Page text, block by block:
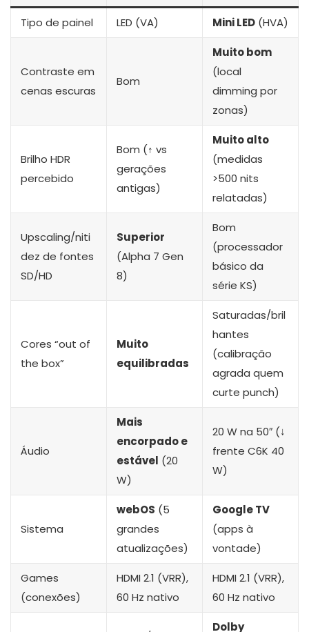
Tipo de painel LED (VA) Mini LED (HVA)
Contraste em
cenas escuras
Bom
Muito bom
(local
dimming por
zonas)
Brilho HDR
percebido
Bom (↑ vs
gerações
antigas)
Muito alto
(medidas
>500 nits
relatadas)
Upscaling/niti
dez de fontes
SD/HD
Superior
(Alpha 7 Gen
8)
Bom
(processador
básico da
série KS)
Cores “out of
the box”
Muito
equilibradas
Saturadas/bril
hantes
(calibração
agrada quem
curte punch)
Áudio
Mais
encorpado e
estável (20
W)
20 W na 50″ (↓
frente C6K 40
W)
Sistema
webOS (5
grandes
atualizações)
Google TV
(apps à
vontade)
Games
(conexões)
HDMI 2.1 (VRR),
60 Hz nativo
HDMI 2.1 (VRR),
60 Hz nativo
Dolby